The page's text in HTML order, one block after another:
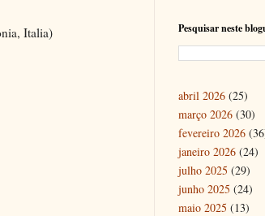
Italia)
Pesquisar neste
abril 2026 (25)
março 2026 (30)
fevereiro 2026
janeiro 2026 (24)
julho 2025 (29)
junho 2025 (24)
maio 2025 (13)